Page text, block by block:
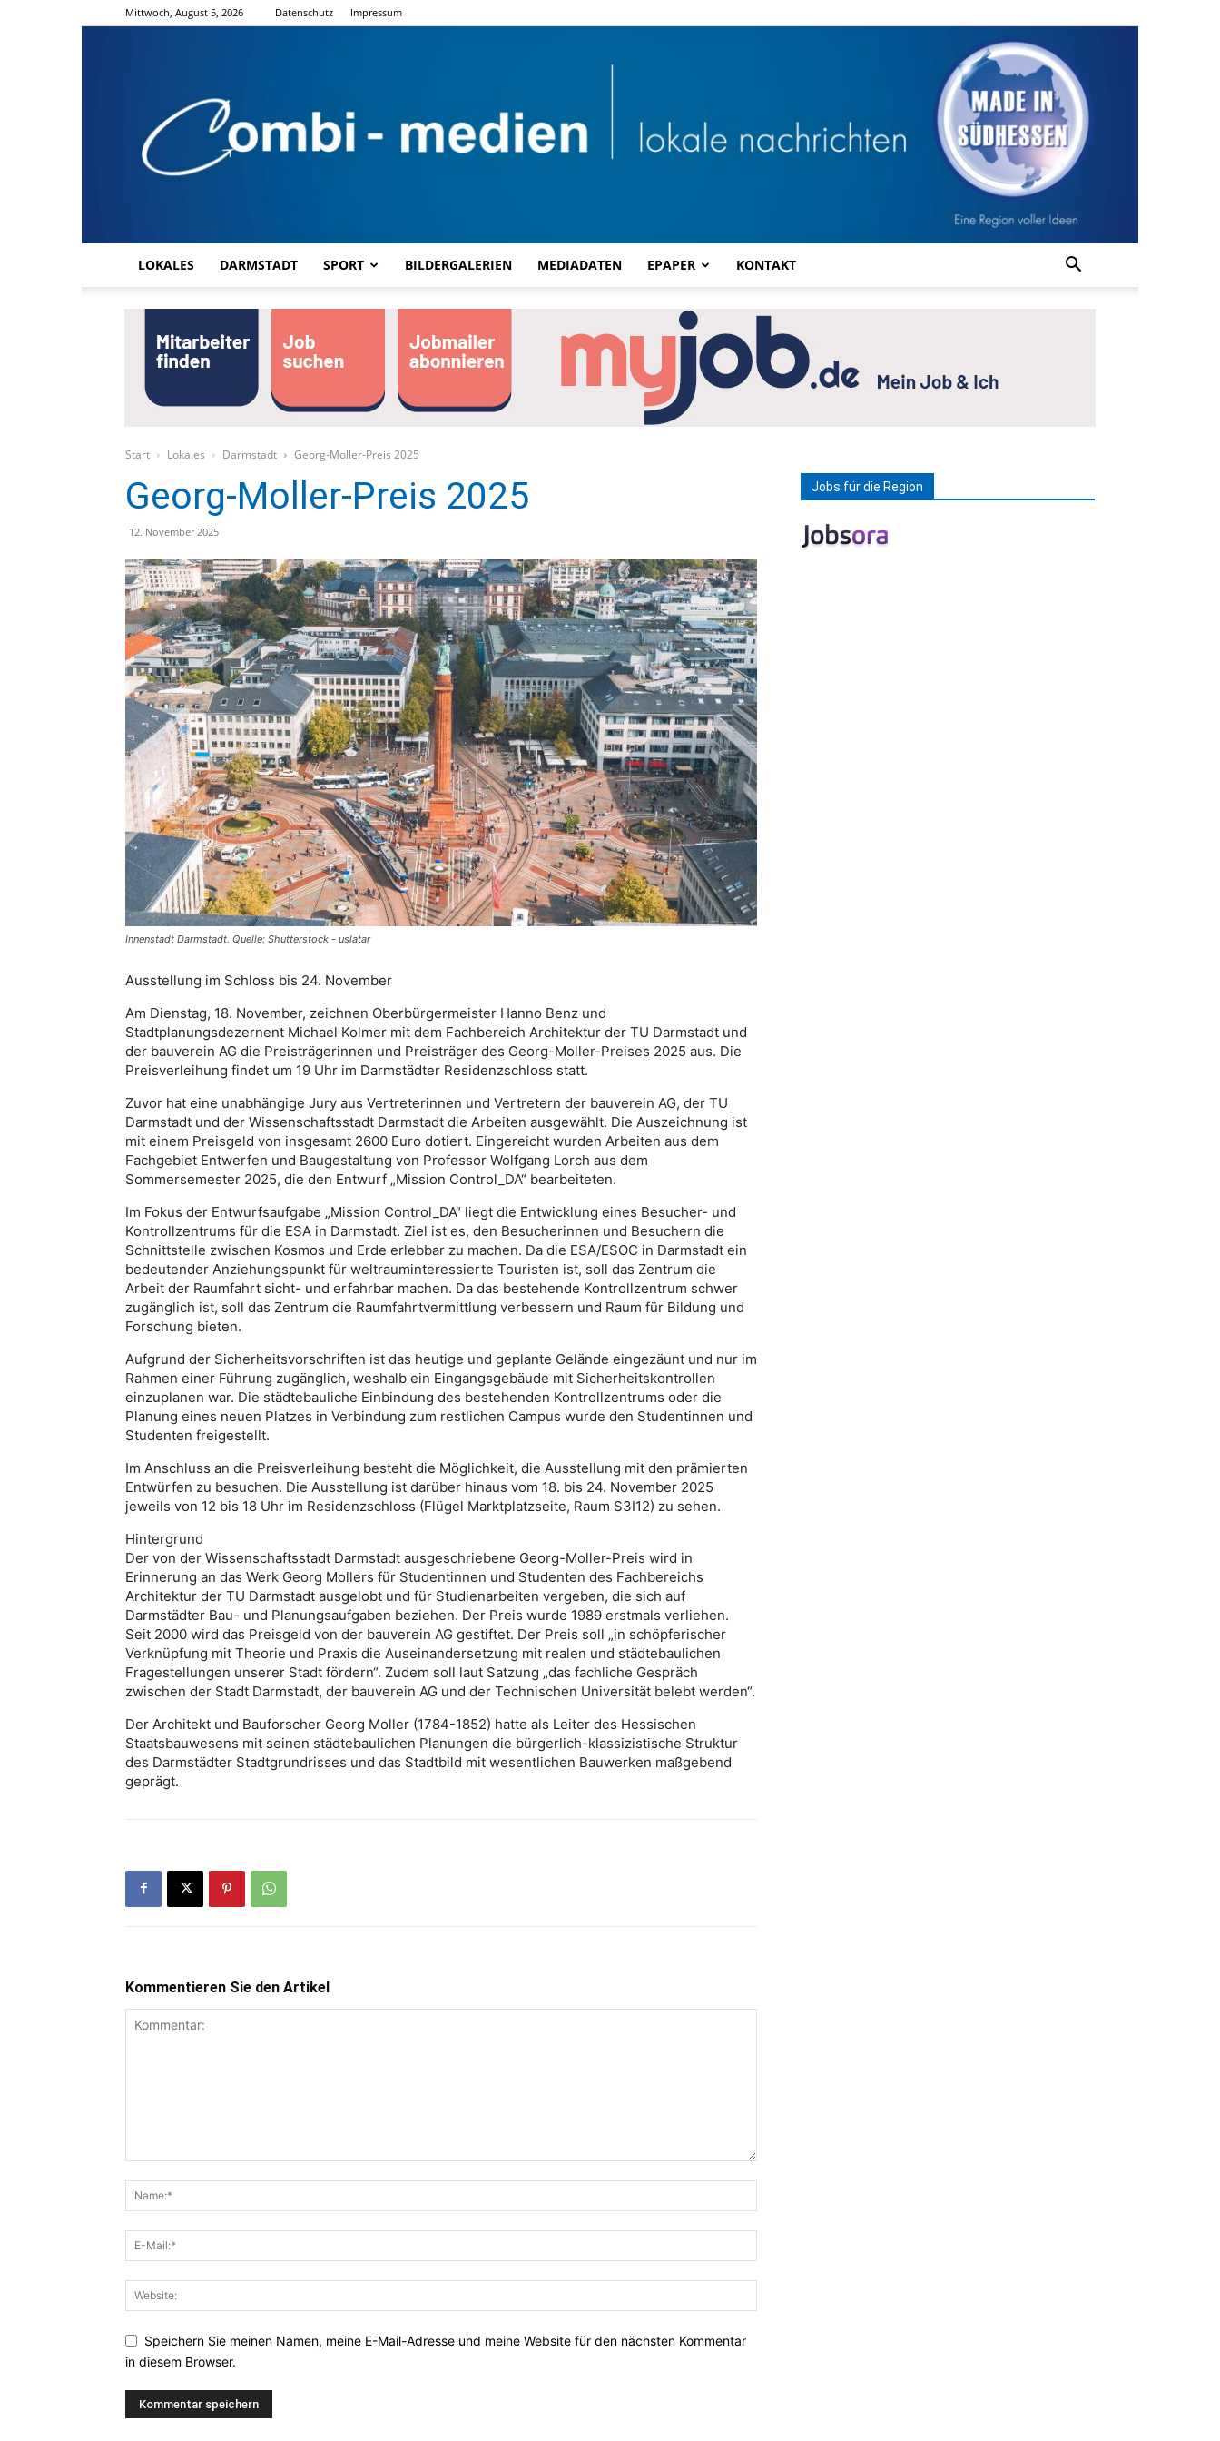
Mittwoch, August 5, 2026 Datenschutz Impressum
LOKALES DARMSTADT SPORT BILDERGALERIEN MEDIADATEN EPAPER KONTAKT
Start Lokales Darmstadt Georg-Moller-Preis 2025
Georg-Moller-Preis 2025
12. November 2025
Innenstadt Darmstadt. Quelle: Shutterstock - uslatar
Ausstellung im Schloss bis 24. November
Am Dienstag, 18. November, zeichnen Oberbürgermeister Hanno Benz und
Stadtplanungsdezernent Michael Kolmer mit dem Fachbereich Architektur der TU Darmstadt und
der bauverein AG die Preisträgerinnen und Preisträger des Georg-Moller-Preises 2025 aus. Die
Preisverleihung findet um 19 Uhr im Darmstädter Residenzschloss statt.
Zuvor hat eine unabhängige Jury aus Vertreterinnen und Vertretern der bauverein AG, der TU
Darmstadt und der Wissenschaftsstadt Darmstadt die Arbeiten ausgewählt. Die Auszeichnung ist
mit einem Preisgeld von insgesamt 2600 Euro dotiert. Eingereicht wurden Arbeiten aus dem
Fachgebiet Entwerfen und Baugestaltung von Professor Wolfgang Lorch aus dem
Sommersemester 2025, die den Entwurf „Mission Control_DA“ bearbeiteten.
Im Fokus der Entwurfsaufgabe „Mission Control_DA“ liegt die Entwicklung eines Besucher- und
Kontrollzentrums für die ESA in Darmstadt. Ziel ist es, den Besucherinnen und Besuchern die
Schnittstelle zwischen Kosmos und Erde erlebbar zu machen. Da die ESA/ESOC in Darmstadt ein
bedeutender Anziehungspunkt für weltrauminteressierte Touristen ist, soll das Zentrum die
Arbeit der Raumfahrt sicht- und erfahrbar machen. Da das bestehende Kontrollzentrum schwer
zugänglich ist, soll das Zentrum die Raumfahrtvermittlung verbessern und Raum für Bildung und
Forschung bieten.
Aufgrund der Sicherheitsvorschriften ist das heutige und geplante Gelände eingezäunt und nur im
Rahmen einer Führung zugänglich, weshalb ein Eingangsgebäude mit Sicherheitskontrollen
einzuplanen war. Die städtebauliche Einbindung des bestehenden Kontrollzentrums oder die
Planung eines neuen Platzes in Verbindung zum restlichen Campus wurde den Studentinnen und
Studenten freigestellt.
Im Anschluss an die Preisverleihung besteht die Möglichkeit, die Ausstellung mit den prämierten
Entwürfen zu besuchen. Die Ausstellung ist darüber hinaus vom 18. bis 24. November 2025
jeweils von 12 bis 18 Uhr im Residenzschloss (Flügel Marktplatzseite, Raum S3I12) zu sehen.
Hintergrund
Der von der Wissenschaftsstadt Darmstadt ausgeschriebene Georg-Moller-Preis wird in
Erinnerung an das Werk Georg Mollers für Studentinnen und Studenten des Fachbereichs
Architektur der TU Darmstadt ausgelobt und für Studienarbeiten vergeben, die sich auf
Darmstädter Bau- und Planungsaufgaben beziehen. Der Preis wurde 1989 erstmals verliehen.
Seit 2000 wird das Preisgeld von der bauverein AG gestiftet. Der Preis soll „in schöpferischer
Verknüpfung mit Theorie und Praxis die Auseinandersetzung mit realen und städtebaulichen
Fragestellungen unserer Stadt fördern“. Zudem soll laut Satzung „das fachliche Gespräch
zwischen der Stadt Darmstadt, der bauverein AG und der Technischen Universität belebt werden“.
Der Architekt und Bauforscher Georg Moller (1784-1852) hatte als Leiter des Hessischen
Staatsbauwesens mit seinen städtebaulichen Planungen die bürgerlich-klassizistische Struktur
des Darmstädter Stadtgrundrisses und das Stadtbild mit wesentlichen Bauwerken maßgebend
geprägt.
Kommentieren Sie den Artikel
Speichern Sie meinen Namen, meine E-Mail-Adresse und meine Website für den nächsten Kommentar
in diesem Browser.
Jobs für die Region